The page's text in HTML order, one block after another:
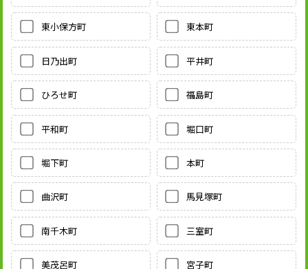
東小保方町 東本町
日乃出町 平井町
ひろせ町 福島町
平和町 堀口町
堀下町 本町
曲沢町 馬見塚町
南千木町 三室町
美茂呂町 宮子町